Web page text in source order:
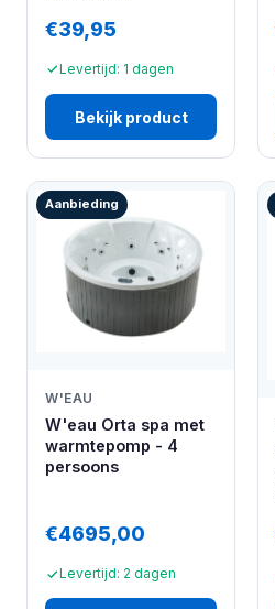
€39,95
Levertijd: 1 dagen
Bekijk product
Aanbieding
W'EAU
W'eau Orta spa met
warmtepomp - 4
persoons
€4695,00
Levertijd: 2 dagen